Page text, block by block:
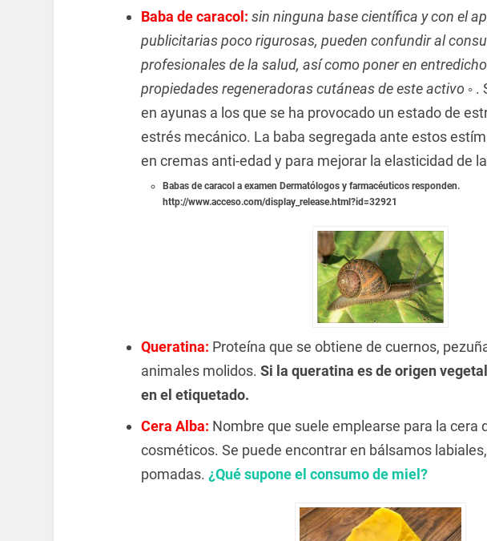
Baba de caracol: sin ninguna base científica y con el
publicitarias poco rigurosas, pueden confundir al
profesionales de la salud, así como poner en
propiedades regeneradoras cutáneas de este activo◦ .
en ayunas a los que se ha provocado un estado de
estrés mecánico. La baba segregada ante estos
en cremas anti-edad y para mejorar la elasticidad de
Babas de caracol a examen Dermatólogos y farmacéuticos responden.
http://www.acceso.com/display_release.html?id=32921
Queratina: Proteína que se obtiene de cuernos,
animales molidos. Si la queratina es de origen
en el etiquetado.
Cera Alba: Nombre que suele emplearse para la cera
cosméticos. Se puede encontrar en bálsamos
pomadas. ¿Qué supone el consumo de miel?